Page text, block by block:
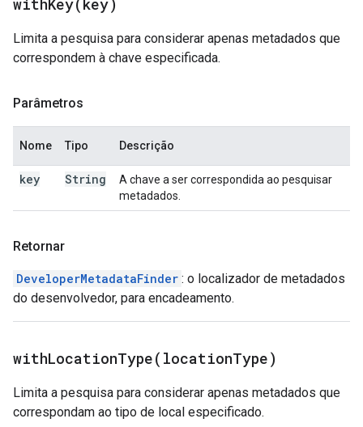
withKey( key)
Limita a pesquisa para considerar apenas metadados que
correspondem à chave especificada.
Parâmetros
Nome Tipo Descrição
key String
A chave a ser correspondida ao pesquisar
metadados.
Retornar
DeveloperMetadataFinder : o localizador de metadados
do desenvolvedor, para encadeamento.
withLocationType( locationType)
Limita a pesquisa para considerar apenas metadados que
correspondam ao tipo de local especificado.